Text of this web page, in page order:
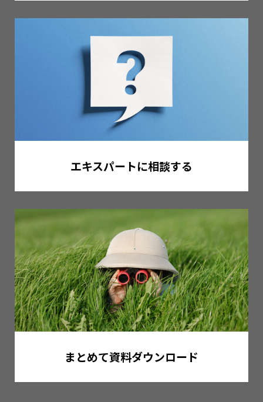
エキスパートに相談する
まとめて資料ダウンロード